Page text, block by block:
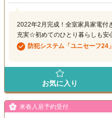
2022年2月完成！全室家具家電付
充実☆初めてのひとり暮らしも安
防犯システム「ユニセーフ24
お気に入り
来春入居予約受付